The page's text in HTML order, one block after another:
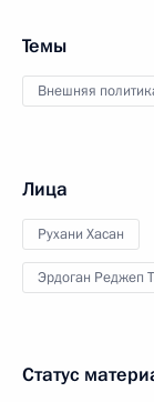
Темы
Внешняя
Лица
Рухани Хасан
Эрдоган Реджеп
Статус